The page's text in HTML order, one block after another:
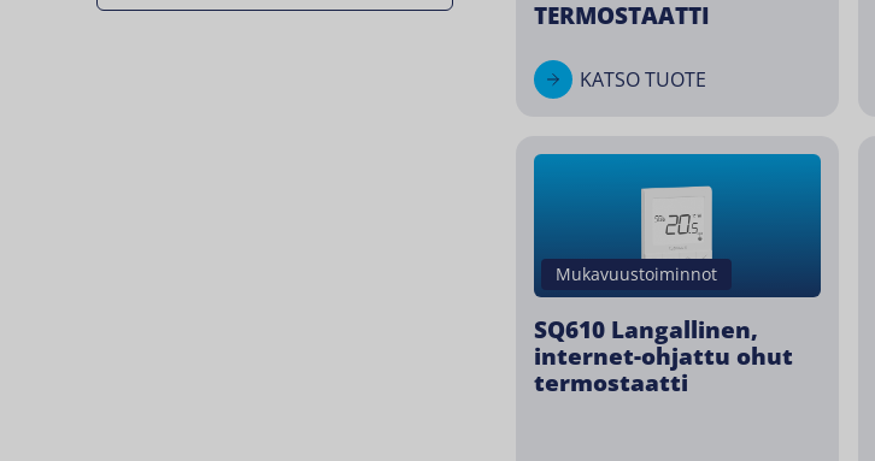
TERMOSTAATTI
KATSO TUOTE
Mukavuustoiminnot
SQ610 Langallinen,
internet-ohjattu ohut
termostaatti